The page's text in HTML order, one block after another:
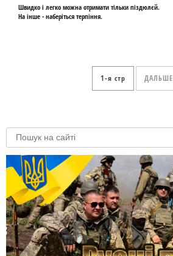
Швидко і легко можна отримати тільки піздюлєй.
На інше - наберіться терпіння.
1 ДАЛЬШЕ